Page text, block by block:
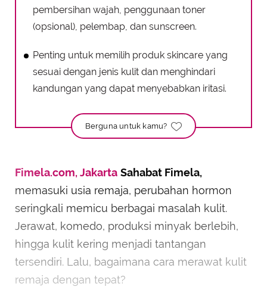
pembersihan wajah, penggunaan toner
(opsional), pelembap, dan sunscreen.
Penting untuk memilih produk skincare yang
sesuai dengan jenis kulit dan menghindari
kandungan yang dapat menyebabkan iritasi.
Berguna untuk kamu?
Fimela.com, Jakarta Sahabat Fimela,
memasuki usia remaja, perubahan hormon
seringkali memicu berbagai masalah kulit.
Jerawat, komedo, produksi minyak berlebih,
hingga kulit kering menjadi tantangan
tersendiri. Lalu, bagaimana cara merawat kulit
remaja dengan tepat?